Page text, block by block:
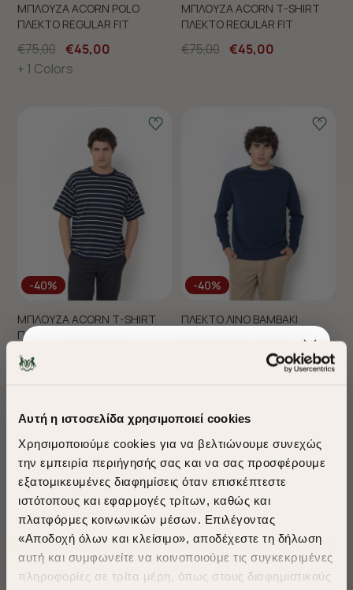
Αυτή η ιστοσελίδα χρησιμοποιεί cookies
Χρησιμοποιούμε cookies για να βελτιώνουμε συνεχώς
την εμπειρία περιήγησής σας και να σας προσφέρουμε
εξατομικευμένες διαφημίσεις όταν επισκέπτεστε
ιστότοπους και εφαρμογές τρίτων, καθώς και
πλατφόρμες κοινωνικών μέσων. Επιλέγοντας
«Αποδοχή όλων και κλείσιμο», αποδέχεστε τη δήλωση
αυτή και συμφωνείτε να κοινοποιούμε τις συγκεκριμένες
πληροφορίες σε τρίτα μέρη, όπως στους διαφημιστικούς
ΜΠΛΟΥΖΑ ACORN POLO
ΠΛΕΚΤΟ REGULAR FIT
€75,00 €45,00
+ 1 Colors
ΜΠΛΟΥΖΑ ACORN T-SHIRT
ΠΛΕΚΤΟ REGULAR FIT
€75,00 €45,00
-40%
ΜΠΛΟΥΖΑ ACORN T-SHIRT
ΠΛΕΚΤΟ REGULAR FIT
€75,00
-40%
ΠΛΕΚΤΟ ΛΙΝΟ ΒΑΜΒΑΚΙ
€48,00
​
A Season of Style
SUMMER SALE